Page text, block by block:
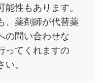
性もあります。
、薬剤師が代替薬
の問い合わせな
ってくれますの
。